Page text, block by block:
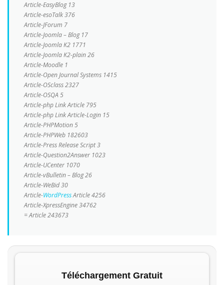
Article-EasyBlog 13
Article-esoTalk 376
Article-JForum 7
Article-Joomla – Blog 17
Article-Joomla K2 1771
Article-Joomla K2-plain 26
Article-Moodle 1
Article-Open Journal Systems 1415
Article-OSclass 2327
Article-OSQA 5
Article-php Link Article 795
Article-php Link Article-Login 15
Article-PHPMotion 5
Article-PHPWeb 182603
Article-Press Release Script 3
Article-Question2Answer 1023
Article-UCenter 1070
Article-vBulletin – Blog 26
Article-WeBid 30
Article-WordPressArticle 4256
Article-XpressEngine 34762
= Article 243673
Téléchargement Gratuit